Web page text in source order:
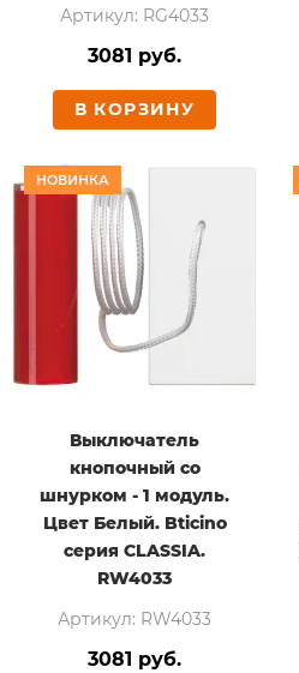
Артикул: RG4033
3081 руб.
В КОРЗИНУ
НОВИНКА
Выключатель
кнопочный со
шнурком - 1 модуль.
Цвет Белый. Bticino
серия CLASSIA.
RW4033
Артикул: RW4033
3081 руб.